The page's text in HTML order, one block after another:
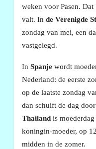
weken voor Pasen.
valt. In de Verenigde
zondag van mei, een
vastgelegd.
In Spanje wordt
Nederland: de eerste
op de laatste zondag
dan schuift de dag
Thailand is
koningin-moeder, op
midden in de zomer.